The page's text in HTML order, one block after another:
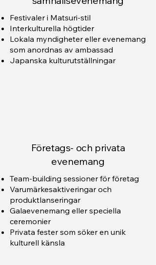
Festivaler i Matsuri-stil
Interkulturella högtider
Lokala myndigheter eller evenemang
som anordnas av ambassad
Japanska kulturutställningar
Företags- och privata
evenemang
Team-building sessioner för företag
Varumärkesaktiveringar och
produktlanseringar
Galaevenemang eller speciella
ceremonier
Privata fester som söker en unik
kulturell känsla